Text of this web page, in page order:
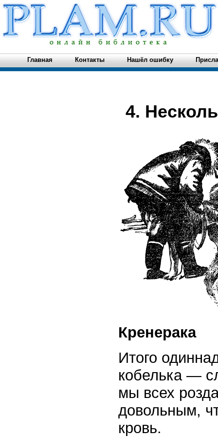
Главная Контакты Нашёл ошибку
4.
Кренерака
Итого
кобелька —
мы всех
довольным,
кровь.